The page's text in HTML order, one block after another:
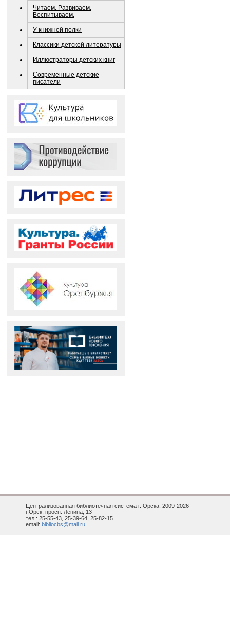
Читаем. Развиваем.
Воспитываем.
У книжной полки
Классики детской литературы
Иллюстраторы детских книг
Современные детские
писатели
Централизованная библиотечная система г. Орска, 2009-2026
г.Орск, просп. Ленина, 13
тел.: 25-55-43, 25-39-64, 25-82-15
email: bibliocbs@mail.ru